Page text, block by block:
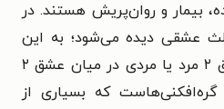
بیمار و روان‌پریش هستند. در
عشقی دیده می‌شود؛ به این
معنی که زنی در میان عشق ۲ مرد یا مردی در میان عشق ۲
که بسیاری از